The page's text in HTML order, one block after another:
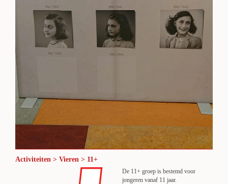
Activiteiten > Vieren > 11+
De 11+ groep is bestemd voor
jongeren vanaf 11 jaar.